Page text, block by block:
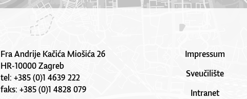
Fra Andrije Kačića Miošića 26
HR-10000 Zagreb
tel: +385 (0)1 4639 222
faks: +385 (0)1 4828 079
Impressum
Sveučilište
Intranet